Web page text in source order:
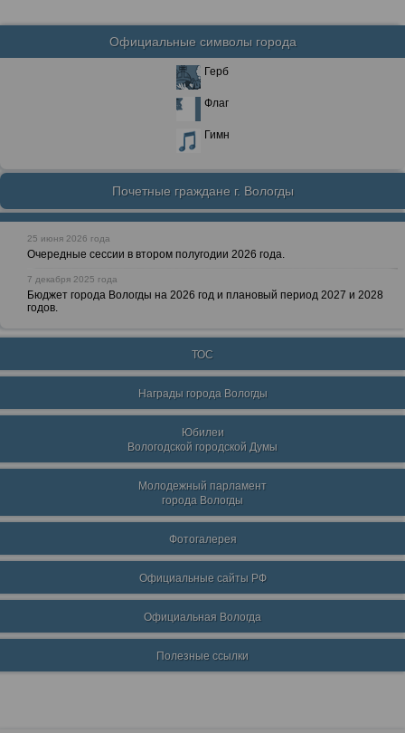
Официальные символы города
Герб
Флаг
Гимн
Почетные граждане г. Вологды
25 июня 2026 года
Очередные сессии в втором полугодии 2026 года.
7 декабря 2025 года
Бюджет города Вологды на 2026 год и плановый период 2027 и 2028
годов.
ТОС
Награды города Вологды
Юбилеи
Вологодской городской Думы
Молодежный парламент
города Вологды
Фотогалерея
Официальные сайты РФ
Официальная Вологда
Полезные ссылки